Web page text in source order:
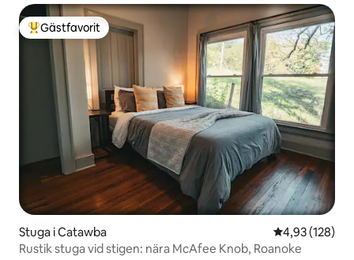
Populär gästfavorit
Gästfavorit
Stuga i Catawba 4,93 av 5 i
4,93 (128)
Rustik stuga vid stigen: nära McAfee Knob, Roanoke